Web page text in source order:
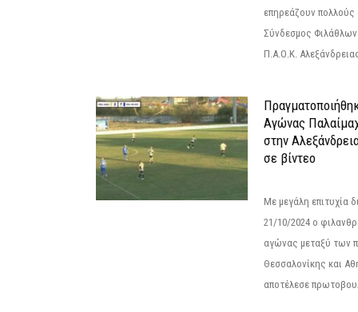
επηρεάζουν πολλούς
Σύνδεσμος
Π.Α.Ο.Κ.
Αγώνας
στην
σε βίντεο
Με μεγάλη επιτυχία
21/10/2024 ο
αγώνας μεταξύ των
Θεσσαλονίκης και
αποτέλεσε